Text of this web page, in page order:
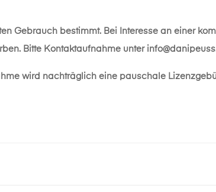
Gebrauch bestimmt. Bei Interesse an einer
Bitte Kontaktaufnahme unter
wird nachträglich eine pauschale